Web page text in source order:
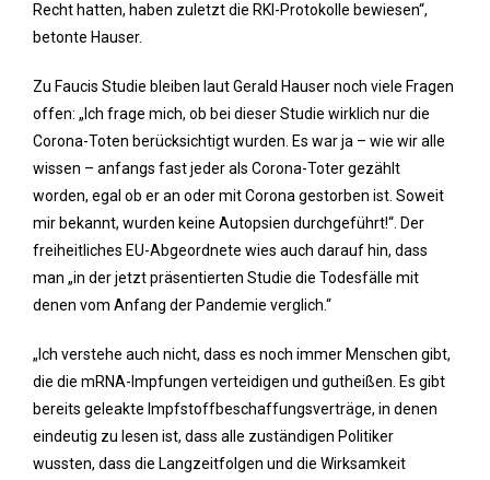
Recht hatten, haben zuletzt die RKI-Protokolle bewiesen“,
betonte Hauser.
Zu Faucis Studie bleiben laut Gerald Hauser noch viele Fragen
offen: „Ich frage mich, ob bei dieser Studie wirklich nur die
Corona-Toten berücksichtigt wurden. Es war ja – wie wir alle
wissen – anfangs fast jeder als Corona-Toter gezählt
worden, egal ob er an oder mit Corona gestorben ist. Soweit
mir bekannt, wurden keine Autopsien durchgeführt!“. Der
freiheitliches EU-Abgeordnete wies auch darauf hin, dass
man „in der jetzt präsentierten Studie die Todesfälle mit
denen vom Anfang der Pandemie verglich.“
„Ich verstehe auch nicht, dass es noch immer Menschen gibt,
die die mRNA-Impfungen verteidigen und gutheißen. Es gibt
bereits geleakte Impfstoffbeschaffungsverträge, in denen
eindeutig zu lesen ist, dass alle zuständigen Politiker
wussten, dass die Langzeitfolgen und die Wirksamkeit